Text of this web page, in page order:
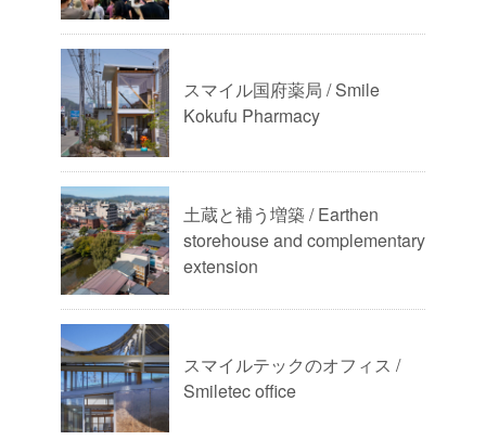
スマイル国府薬局 / Smile
Kokufu Pharmacy
土蔵と補う増築 / Earthen
storehouse and complementary
extension
スマイルテックのオフィス /
Smiletec office